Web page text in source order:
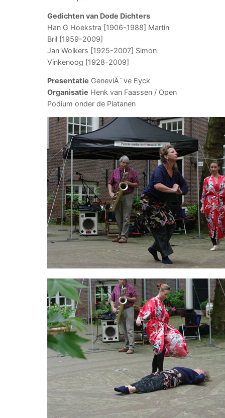
Gedichten van Dode Dichters
Han G Hoekstra [1906-1988] Martin
Bril [1959-2009]
Jan Wolkers [1925-2007] Simon
Vinkenoog [1928-2009]
Presentatie GeneviÃ¨ve Eyck
Organisatie Henk van Faassen / Open
Podium onder de Platanen